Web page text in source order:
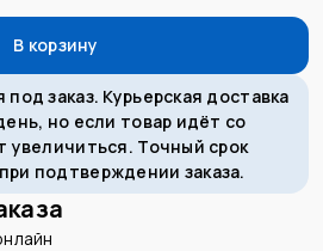
В корзину
заказ. Курьерская доставка
но если товар идёт со
увеличиться. Точный срок
подтверждении заказа.